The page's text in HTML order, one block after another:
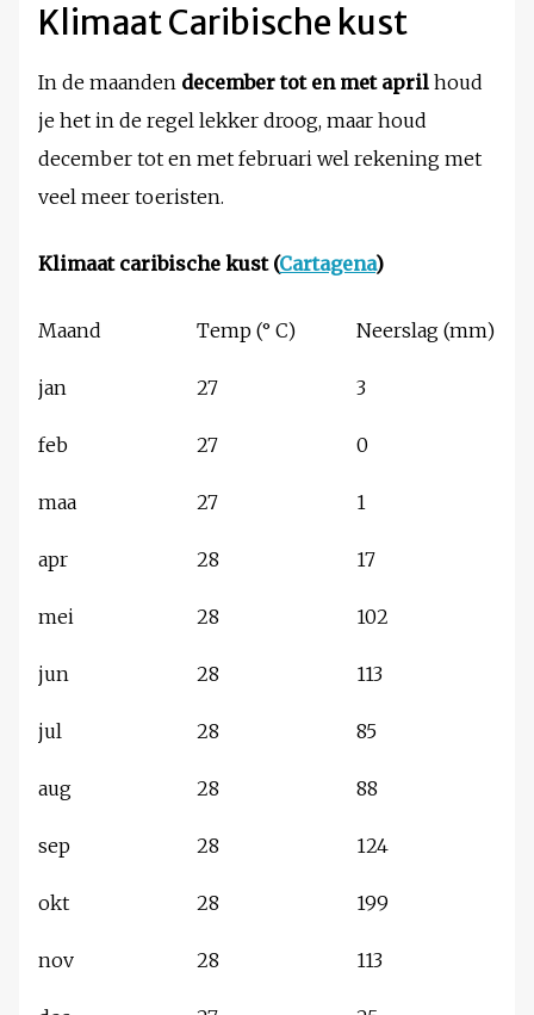
Klimaat Caribische kust
In de maanden december tot en met april houd
je het in de regel lekker droog, maar houd
december tot en met februari wel rekening met
veel meer toeristen.
Klimaat caribische kust (Cartagena)
Maand Temp (° C) Neerslag (mm)
jan
feb
maa
apr
mei
jun
jul
aug
sep
okt
nov
27
27
27
28
28
28
28
28
28
28
28
3
0
1
17
102
113
85
88
124
199
113